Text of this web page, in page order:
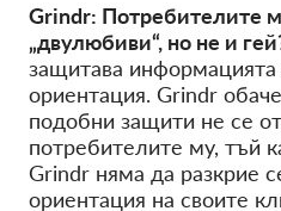
Grindr: Потребителите
„двулюбиви“, но не и
защитава информацията
ориентация. Grindr
подобни защити не се
потребителите му, тъй
Grindr няма да разкрие
ориентация на своите